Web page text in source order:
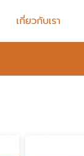
เกี่ยวกับเรา